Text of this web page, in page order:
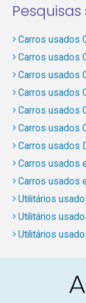
Carros usados
Carros usados
Carros usados
Carros usados
Carros usados
Carros usados
Carros usados
Carros usados
Carros usados
Utilitários
Utilitários
Utilitários